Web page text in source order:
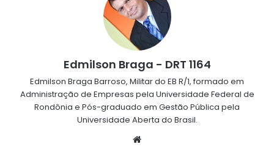
Edmilson Braga - DRT 1164
Edmilson Braga Barroso, Militar do EB R/1, formado em
Administração de Empresas pela Universidade Federal de
Rondônia e Pós-graduado em Gestão Pública pela
Universidade Aberta do Brasil.